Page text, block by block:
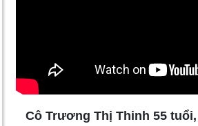
Cô Trương Thị Thinh 55